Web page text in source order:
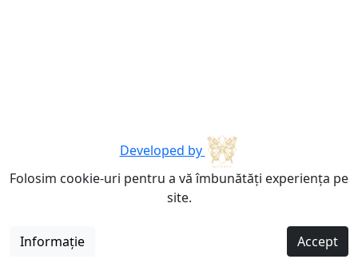
Developed by
Folosim cookie-uri pentru a vă îmbunătăți experiența pe
site.
Informație Accept